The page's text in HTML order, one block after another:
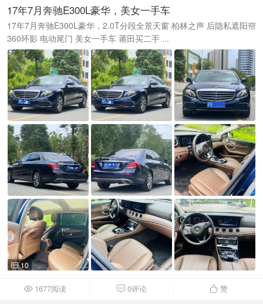
17年7月奔驰E300L豪华，美女一手车
17年7月奔驰E300L豪华，2.0T分段全景天窗 柏林之声 后隐私遮阳帘
360环影 电动尾门 美女一手车 莆田买二手 ...
 10
 1677阅读  0评论  赞